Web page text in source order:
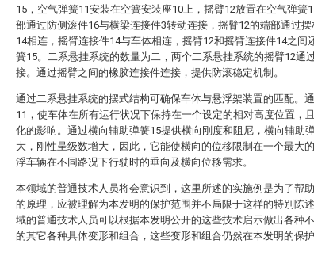
15，空气弹簧11安装在空簧安装座10上，摇臂12放置在空气弹簧
部通过防侧滚件16与横梁连接件3转动连接，摇臂12的端部通过
14相连，摇臂连接件14与车体相连，摇臂12和摇臂连接件14之间
簧15。二系悬挂系统的数量为二，两个二系悬挂系统的摇臂12通
接。通过摇臂之间的橡胶连接件连接，提供防滚稳定机制。
通过二系悬挂系统的摆式结构可确保车体与悬浮架装置的匹配。
11，使车体在所有运行状况下保持在一个设定的相对高度位置，
化的影响。通过横向辅助弹簧15提供横向刚度和阻尼，横向辅助
大，刚性呈级数增大，因此，它能使横向的位移限制在一个最大
浮车辆在不同路况下行驶时的垂向及横向位移需求。
本领域的普通技术人员将会意识到，这里所述的实施例是为了帮
的原理，应被理解为本发明的保护范围并不局限于这样的特别陈
域的普通技术人员可以根据本发明公开的这些技术启示做出各种
的其它各种具体变形和组合，这些变形和组合仍然在本发明的保护